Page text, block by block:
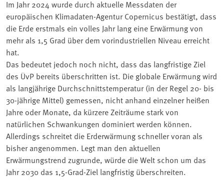
Im Jahr 2024 wurde durch aktuelle Messdaten der
europäischen Klimadaten-Agentur Copernicus bestätigt, dass
die Erde erstmals ein volles Jahr lang eine Erwärmung von
mehr als 1,5 Grad über dem vorindustriellen Niveau erreicht
hat.
Das bedeutet jedoch noch nicht, dass das langfristige Ziel
des ÜvP bereits überschritten ist. Die globale Erwärmung wird
als langjährige Durchschnittstemperatur (in der Regel 20- bis
30-jährige Mittel) gemessen, nicht anhand einzelner heißen
Jahre oder Monate, da kürzere Zeiträume stark von
natürlichen Schwankungen dominiert werden können.
Allerdings schreitet die Erderwärmung schneller voran als
bisher angenommen. Legt man den aktuellen
Erwärmungstrend zugrunde, würde die Welt schon um das
Jahr 2030 das 1,5-Grad-Ziel langfristig überschreiten.